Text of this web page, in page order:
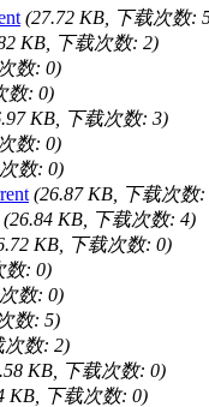
(27.72 KB, 下载次数:
KB, 下载次数: 2)
数: 0)
数: 0)
KB, 下载次数: 3)
数: 0)
数: 0)
(26.87 KB, 下载次数:
(26.84 KB, 下载次数: 4)
KB, 下载次数: 0)
数: 0)
数: 0)
数: 5)
次数: 2)
KB, 下载次数: 0)
KB, 下载次数: 0)